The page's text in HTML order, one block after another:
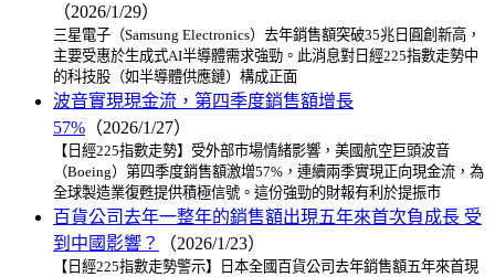
（2026/1/29）
三星電子（Samsung Electronics）去年銷售額突破35兆日圓創新高，
主要受惠於生成式AI半導體需求強勁。此消息對日經225指數走勢中
的科技股（如半導體供應鏈）構成正面
波音實現現金流，第四季度銷售額增長
57% （2026/1/27）
【日經225指數走勢】受外部市場情緒影響，美國航空巨頭波音
（Boeing）第四季度銷售額激增57%，連續兩季實現正向現金流，為
全球製造業復甦提供積極信號。這份強勁的財報有利於提振市
百貨公司去年一整年的銷售額出現五年來首次負成長 受
到中國影響？
（2026/1/23）
【日經225指數走勢警示】日本全國百貨公司去年銷售額五年來首現